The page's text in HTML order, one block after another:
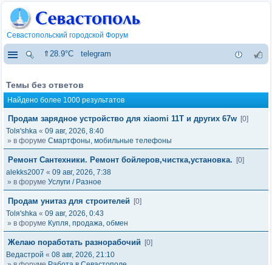
Севастопольский городской Форум
⇑28.9°C telegram
Темы без ответов
Найдено более 1000 результатов
Продам зарядное устройство для xiaomi 11T и других 67w [0]
Tolя'shka « 09 авг, 2026, 8:40
» в форуме Смартфоны, мобильные телефоны
Ремонт Сантехники. Ремонт бойлеров,чистка,установка.
[0]
alekks2007 « 09 авг, 2026, 7:38
» в форуме Услуги / Разное
Продам унитаз для строителей
[0]
Tolя'shka « 09 авг, 2026, 0:43
» в форуме Купля, продажа, обмен
Желаю поработать разнорабочий
[0]
Ведастрой « 08 авг, 2026, 21:10